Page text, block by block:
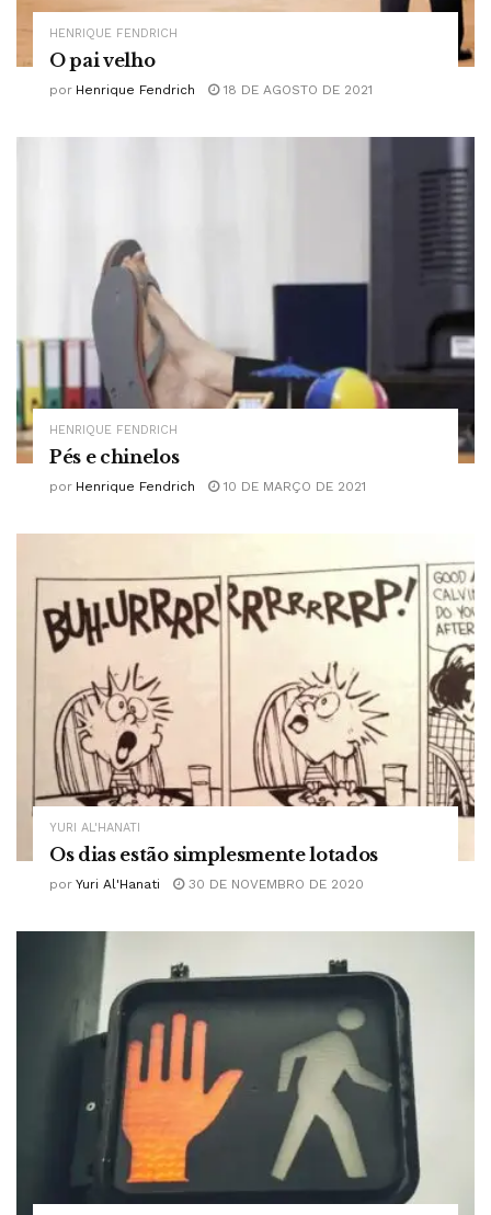
HENRIQUE FENDRICH
O pai velho
por Henrique Fendrich 18 DE AGOSTO DE 2021
HENRIQUE FENDRICH
Pés e chinelos
por Henrique Fendrich 10 DE MARÇO DE 2021
YURI AL'HANATI
Os dias estão simplesmente lotados
por Yuri Al'Hanati 30 DE NOVEMBRO DE 2020